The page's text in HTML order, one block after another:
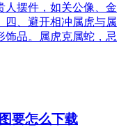
人摆件，如关公像、金
四、避开相冲属虎与属
饰品。属虎克属蛇，忌
要怎么下载